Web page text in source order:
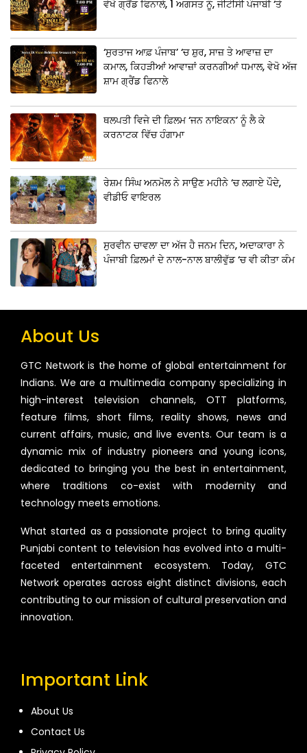
ਵੇਖੋ ਗ੍ਰੈਂਡ ਫਿਨਾਲੇ, 1 ਅਗਸਤ ਨੂੰ, ਜੀਟੀਸੀ ਪੰਜਾਬੀ ‘ਤੇ
‘ਸੁਰਤਾਜ ਆਫ਼ ਪੰਜਾਬ’ ‘ਚ ਸ਼ੁਰ, ਸਾਜ਼ ਤੇ ਆਵਾਜ਼ ਦਾ
ਕਮਾਲ, ਕਿਹੜੀਆਂ ਆਵਾਜ਼ਾਂ ਕਰਨਗੀਆਂ ਧਮਾਲ, ਵੇਖੋ ਅੱਜ
ਸ਼ਾਮ ਗ੍ਰੈਂਡ ਫਿਨਾਲੇ
ਥਲਪਤੀ ਵਿਜੇ ਦੀ ਫ਼ਿਲਮ ‘ਜਨ ਨਾਇਕਨ’ ਨੂੰ ਲੈ ਕੇ
ਕਰਨਾਟਕ ਵਿੱਚ ਹੰਗਾਮਾ
ਰੇਸ਼ਮ ਸਿੰਘ ਅਨਮੋਲ ਨੇ ਸਾਉਣ ਮਹੀਨੇ ‘ਚ ਲਗਾਏ ਪੌਦੇ,
ਵੀਡੀਓ ਵਾਇਰਲ
ਸੁਰਵੀਨ ਚਾਵਲਾ ਦਾ ਅੱਜ ਹੈ ਜਨਮ ਦਿਨ, ਅਦਾਕਾਰਾ ਨੇ
ਪੰਜਾਬੀ ਫ਼ਿਲਮਾਂ ਦੇ ਨਾਲ-ਨਾਲ ਬਾਲੀਵੁੱਡ ‘ਚ ਵੀ ਕੀਤਾ ਕੰਮ
About Us
GTC Network is the home of global entertainment for
Indians. We are a multimedia company specializing in
high-interest television channels, OTT platforms,
feature films, short films, reality shows, news and
current affairs, music, and live events. Our team is a
dynamic mix of industry pioneers and young icons,
dedicated to bringing you the best in entertainment,
where traditions co-exist with modernity and
technology meets emotions.
What started as a passionate project to bring quality
Punjabi content to television has evolved into a multi-
faceted entertainment ecosystem. Today, GTC
Network operates across eight distinct divisions, each
contributing to our mission of cultural preservation and
innovation.
Important Link
About Us
Contact Us